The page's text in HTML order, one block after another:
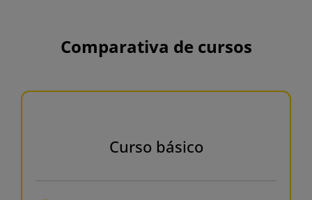
Comparativa de cursos
Curso básico